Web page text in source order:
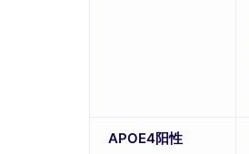
APOE4阳性